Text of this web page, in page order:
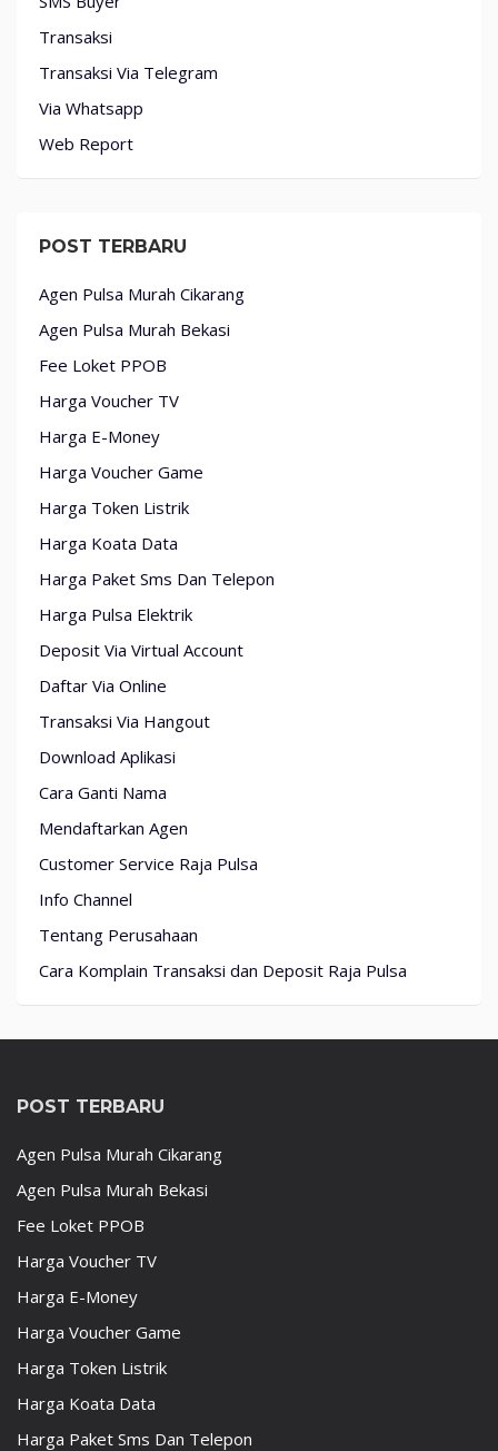
Transaksi
Transaksi Via Telegram
Via Whatsapp
Web Report
POST TERBARU
Agen Pulsa Murah Cikarang
Agen Pulsa Murah Bekasi
Fee Loket PPOB
Harga Voucher TV
Harga E-Money
Harga Voucher Game
Harga Token Listrik
Harga Koata Data
Harga Paket Sms Dan Telepon
Harga Pulsa Elektrik
Deposit Via Virtual Account
Daftar Via Online
Transaksi Via Hangout
Download Aplikasi
Cara Ganti Nama
Mendaftarkan Agen
Customer Service Raja Pulsa
Info Channel
Tentang Perusahaan
Cara Komplain Transaksi dan Deposit Raja Pulsa
POST TERBARU
Agen Pulsa Murah Cikarang
Agen Pulsa Murah Bekasi
Fee Loket PPOB
Harga Voucher TV
Harga E-Money
Harga Voucher Game
Harga Token Listrik
Harga Koata Data
Harga Paket Sms Dan Telepon